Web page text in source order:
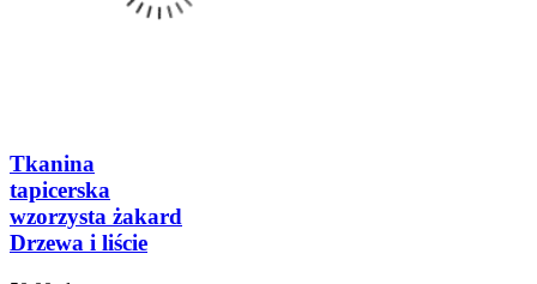
Tkanina
tapicerska
wzorzysta żakard
Drzewa i liście